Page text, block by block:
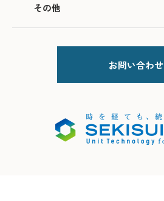
その他
お問い合わせ